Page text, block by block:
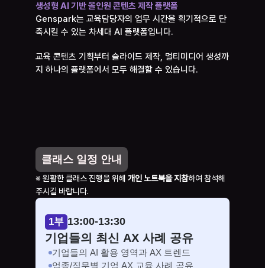
생성형 AI 기반 올인원 콘텐츠 제작 플랫폼
Genspark는 교육담당자의 업무 시간을 획기적으로 단
축시킬 수 있는 차세대 AI 플랫폼입니다.
교육 콘텐츠 기획부터 슬라이드 제작, 멀티미디어 생성까
지 하나의 플랫폼에서 모두 해결할 수 있습니다.
클래스 일정 안내
※ 원활한 클래스 진행을 위해 개인 노트북을 지참하여 참석해
주시길 바랍니다.
1부 13:00-13:30
기업들의 최신 AX 사례 공유
기업들의 AI 활용 영역과 AX 트렌드
업종/직무별 기업 AX 교육 사례 공유